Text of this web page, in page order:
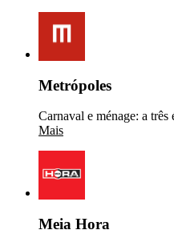
Metrópoles
Carnaval e ménage: a
Mais
Meia Hora